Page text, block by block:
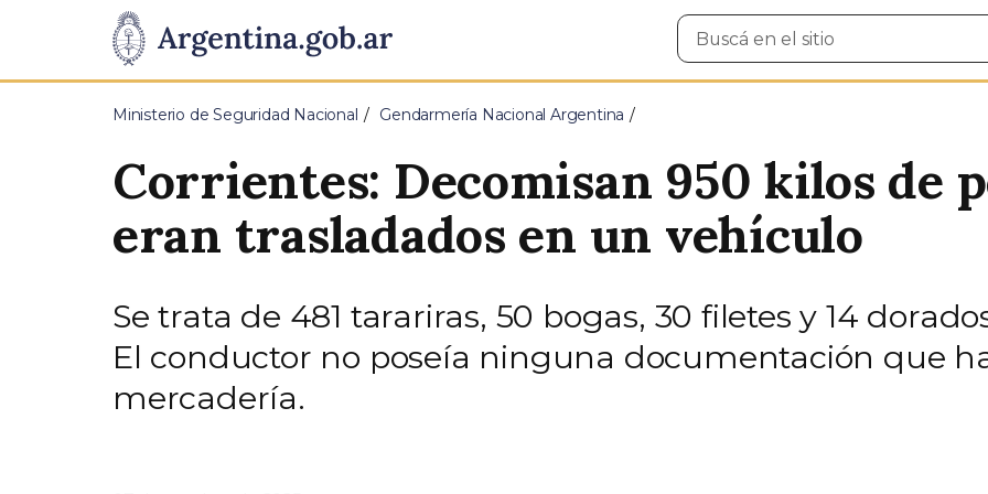
Presidencia
de
Pasar al contenido principal
Buscar
en
Ministerio de Seguridad Nacional Gendarmería Nacional Argentina
Corrientes: Decomisan 950 kilos de
eran trasladados en un vehículo
Se trata de 481 tarariras, 50 bogas, 30 filetes y 14
El conductor no poseía ninguna documentación que
mercadería.